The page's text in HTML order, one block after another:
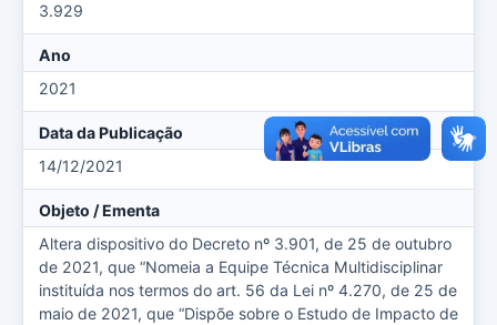
3.929
Ano
2021
Data da Publicação
14/12/2021
Objeto / Ementa
Altera dispositivo do Decreto nº 3.901, de 25 de outubro
de 2021, que “Nomeia a Equipe Técnica Multidisciplinar
instituída nos termos do art. 56 da Lei nº 4.270, de 25 de
maio de 2021, que “Dispõe sobre o Estudo de Impacto de